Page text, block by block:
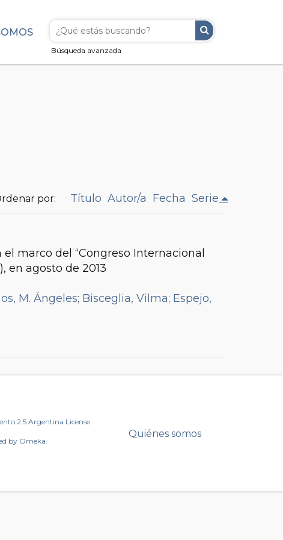
Búsqueda avanzada
por: Título Autor/a Fecha Serie
marco del “Congreso Internacional
en agosto de 2013
M. Ángeles; Bisceglia, Vilma; Espejo,
2.5 Argentina License
by Omeka.
Quiénes somos